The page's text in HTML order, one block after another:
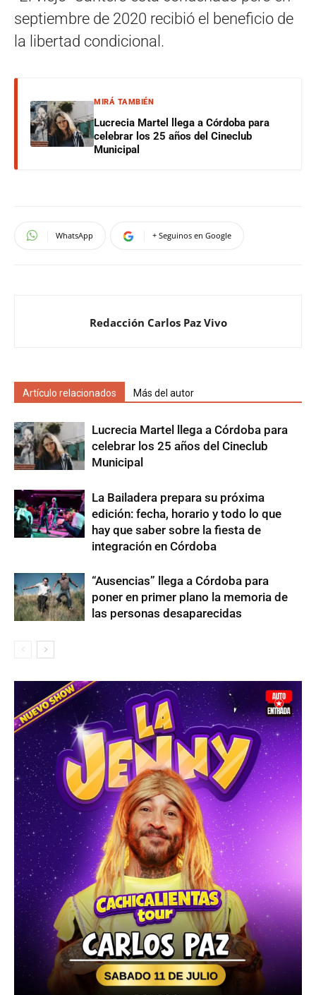
septiembre de 2020 recibió el beneficio de
la libertad condicional.
MIRÁ TAMBIÉN
Lucrecia Martel llega a Córdoba para
celebrar los 25 años del Cineclub
Municipal
WhatsApp + Seguinos en Google
Redacción Carlos Paz Vivo
Artículo relacionados Más del autor
Lucrecia Martel llega a Córdoba para
celebrar los 25 años del Cineclub
Municipal
La Bailadera prepara su próxima
edición: fecha, horario y todo lo que
hay que saber sobre la fiesta de
integración en Córdoba
“Ausencias” llega a Córdoba para
poner en primer plano la memoria de
las personas desaparecidas